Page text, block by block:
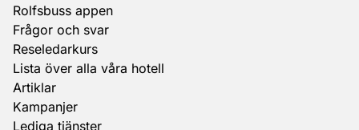
Rolfsbuss appen
Frågor och svar
Reseledarkurs
Lista över alla våra hotell
Artiklar
Kampanjer
Lediga tjänster